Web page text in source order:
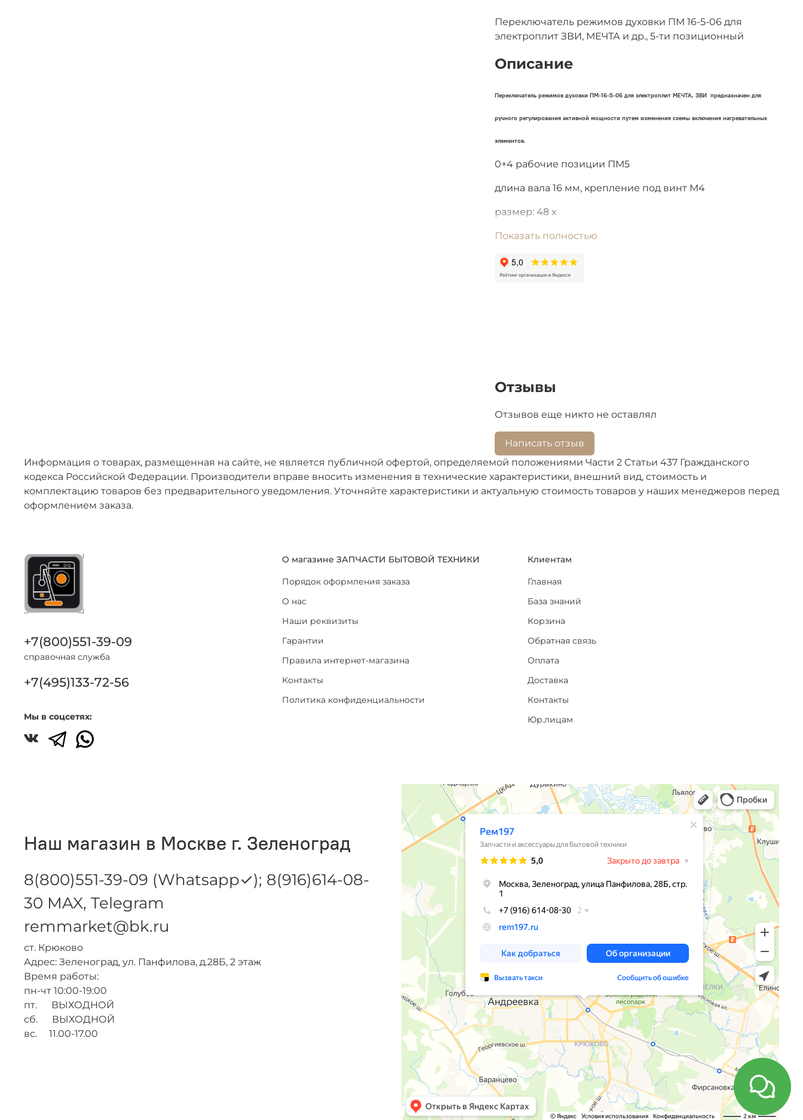
Переключатель режимов духовки ПМ 16-5-06 для
электроплит ЗВИ, МЕЧТА и др., 5-ти позиционный
Описание
Переключатель режимов духовки ПМ-16-5-06 для электроплит МЕЧТА, ЗВИ предназначен для
ручного регулирования активной мощности путем изменения схемы включения нагревательных
элементов.
0+4 рабочие позиции ПМ5
длина вала 16 мм, крепление под винт М4
размер: 48 х
Т 15016/220
Производство г.Златоуст (Россия)
Показать полностью
Отзывы
Отзывов еще никто не оставлял
Написать отзыв
Информация о товарах, размещенная на сайте, не является публичной офертой, определяемой положениями Части 2 Статьи 437 Гражданского
кодекса Российской Федерации. Производители вправе вносить изменения в технические характеристики, внешний вид, стоимость и
комплектацию товаров без предварительного уведомления. Уточняйте характеристики и актуальную стоимость товаров у наших менеджеров перед
оформлением заказа.
О магазине ЗАПЧАСТИ БЫТОВОЙ ТЕХНИКИ
Порядок оформления заказа
О нас
Наши реквизиты
Гарантии
Правила интернет-магазина
Контакты
Политика конфиденциальности
Клиентам
Главная
База знаний
Корзина
Обратная связь
Оплата
Доставка
Контакты
Юр.лицам
+7(800)551-39-09
справочная служба
+7(495)133-72-56
Мы в соцсетях:
Наш магазин в Москве г. Зеленоград
8(800)551-39-09 (Whatsapp✓); 8(916)614-08-
30 MAX, Telegram
remmarket@bk.ru
ст. Крюково
Адрес: Зеленоград, ул. Панфилова, д.28Б, 2 этаж
Время работы:
пн-чт 10:00-19:00
пт. ВЫХОДНОЙ
сб. ВЫХОДНОЙ
вс. 11.00-17.00